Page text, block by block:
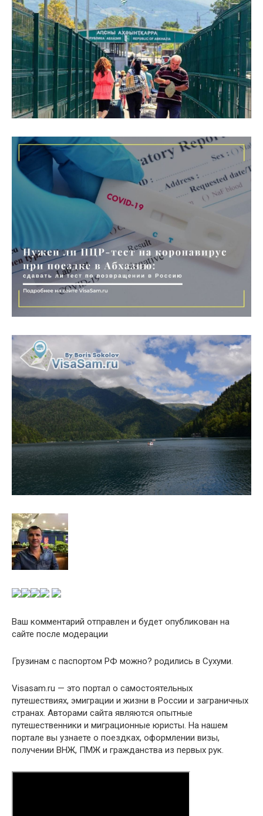
Ваш комментарий отправлен и будет опубликован на
сайте после модерации
Грузинам с паспортом РФ можно? родились в Сухуми.
Visasam.ru — это портал о самостоятельных
путешествиях, эмиграции и жизни в России и заграничных
странах. Авторами сайта являются опытные
путешественники и миграционные юристы. На нашем
портале вы узнаете о поездках, оформлении визы,
получении ВНЖ, ПМЖ и гражданства из первых рук.